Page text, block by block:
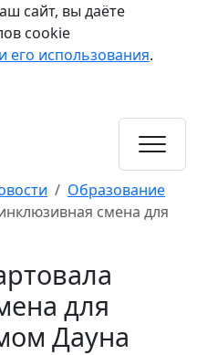
сайт, вы даёте
cookie
его использования.
Образование
смена для
для
Дауна